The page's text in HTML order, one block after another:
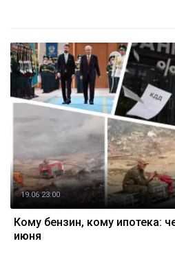
19.06 23:00
Кому бензин, кому ипотека:
июня